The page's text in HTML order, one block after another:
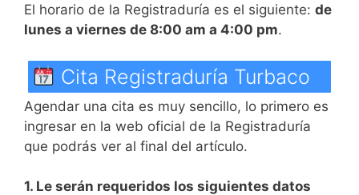
El horario de la Registraduría es el siguiente: de
lunes a viernes de 8:00 am a 4:00 pm.
Cita Registraduría Turbaco
Agendar una cita es muy sencillo, lo primero es
ingresar en la web oficial de la Registraduría
que podrás ver al final del artículo.
1. Le serán requeridos los siguientes datos